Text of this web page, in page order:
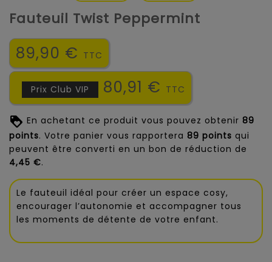
Fauteuil Twist Peppermint
89,90 € TTC
Prix Club VIP 80,91 € TTC
En achetant ce produit vous pouvez obtenir 89
points. Votre panier vous rapportera 89 points qui
peuvent être converti en un bon de réduction de
4,45 €.
Le fauteuil idéal pour créer un espace cosy,
encourager l’autonomie et accompagner tous
les moments de détente de votre enfant.